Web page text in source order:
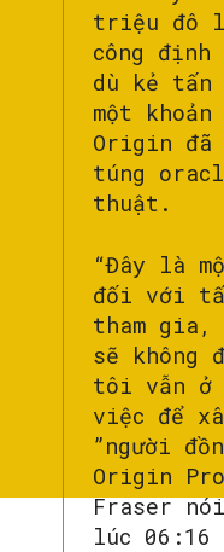
triệu đô
công
dù kẻ tấn
một
Origin đã
túng
thuật.
“Đây là
đối với
tham gia,
sẽ không
tôi vẫn ở
việc để
”người
Origin
Fraser
lúc 06:16